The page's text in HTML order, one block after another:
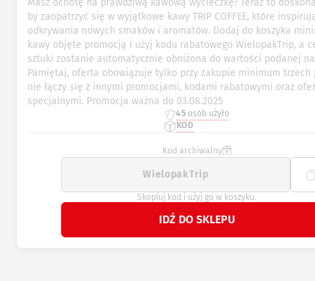
45 osób użyło
KOD
Kod archiwalny
Skopiuj kod i użyj go w koszyku.
IDŹ DO SKLEPU
Masz ochotę na prawdziwą kawową wycieczkę? Teraz to
by zaopatrzyć się w wyjątkowe kawy TRIP COFFEE, które
odkrywania nowych smaków i aromatów. Dodaj do koszyka
kawy objęte promocją i użyj kodu rabatowego WielopakTrip, a
sztuki zostanie automatycznie obniżona do wartości podanej
Pamiętaj, oferta obowiązuje tylko przy zakupie minimum trzech
nie łączy się z innymi promocjami, kodami rabatowymi oraz
specjalnymi. Promocja ważna do 03.08.2025